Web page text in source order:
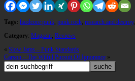
Tags: hardcore punk, punk rock, research and destroy,
Category: Magazin, Reviews
« Slow Jams – Punk Standards
Carson – The Wilful Pursuit Of Ignorance »